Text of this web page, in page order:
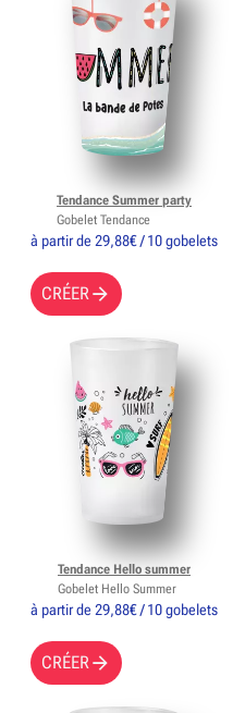
à partir de 29,88€ / 10 gobelets
CRÉER
Tendance Summer party
Gobelet Tendance
à partir de 29,88€ / 10 gobelets
CRÉER
Tendance Hello summer
Gobelet Hello Summer